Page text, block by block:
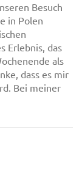
Besuch
in Polen
Erlebnis, das
als
dass es mir
Bei meiner